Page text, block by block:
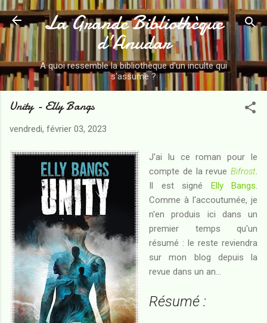
Accéder au contenu principal
La Grande Bibliothèque
d’Anudar
A quoi ressemble la bibliothèque d'un inculte qui
s'assume ?
Unity - Elly Bangs
vendredi, février 03, 2023
J'ai lu ce roman pour le
compte de la revue Bifrost
Il est signé Elly Bangs
Comme à l'accoutumée, je
n'en produis ici dans un
premier temps qu'un
résumé : le reste reviendra
sur mon blog depuis la
revue dans un an...
Résumé :